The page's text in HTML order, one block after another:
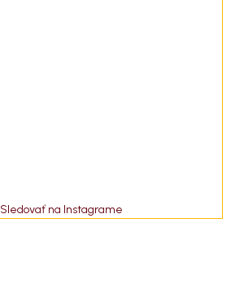
Sledovať na Instagrame